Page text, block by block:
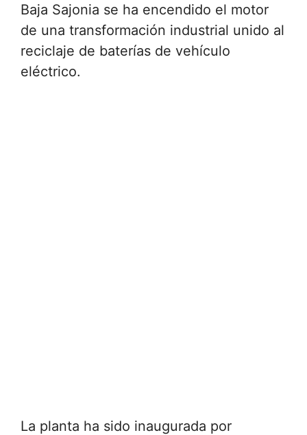
Baja Sajonia se ha encendido el motor
de una transformación industrial unido al
reciclaje de baterías de vehículo
eléctrico.
La planta ha sido inaugurada por